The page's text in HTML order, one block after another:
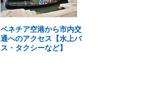
ベネチア空港から市内交
通へのアクセス【水上バ
ス・タクシーなど】